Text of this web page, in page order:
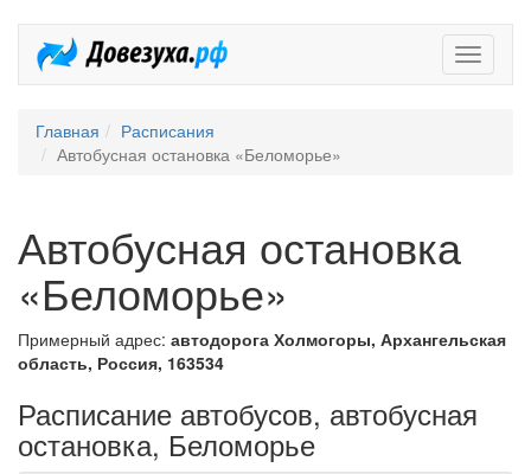
Главная
Расписания
Автобусная остановка «Беломорье»
Автобусная остановка
«Беломорье»
Примерный адрес: автодорога Холмогоры, Архангельская
область, Россия, 163534
Расписание автобусов, автобусная
остановка, Беломорье